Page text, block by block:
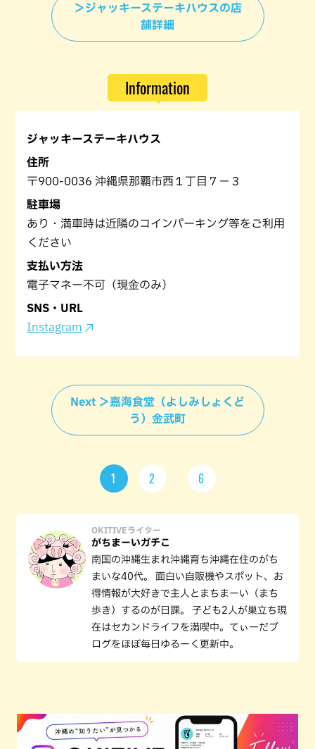
＞ジャッキーステーキハウスの店
舗詳細
Information
ジャッキーステーキハウス
住所
〒900-0036 沖縄県那覇市西１丁目７−３
駐車場
あり・満車時は近隣のコインパーキング等をご利用
ください
支払い方法
電子マネー不可（現金のみ）
SNS・URL
Instagram
Next ＞嘉海食堂（よしみしょくど
う）金武町
1 2 6
OKITIVEライター
がちまーいガチこ
南国の沖縄生まれ沖縄育ち沖縄在住のがち
まいな40代。 面白い自販機やスポット、お
得情報が大好きで主人とまちまーい（まち
歩き）するのが日課。 子ども2人が巣立ち現
在はセカンドライフを満喫中。てぃーだブ
ログをほぼ毎日ゆるーく更新中。